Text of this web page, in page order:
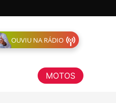
OUVIU NA RÁDIO
MOTOS